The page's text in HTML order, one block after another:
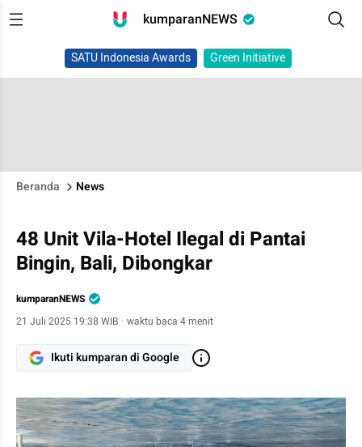
kumparanNEWS
SATU Indonesia Awards Green Initiative
Beranda News
48 Unit Vila-Hotel Ilegal di Pantai
Bingin, Bali, Dibongkar
kumparanNEWS
21 Juli 2025 19:38 WIB · waktu baca 4 menit
Ikuti kumparan di Google